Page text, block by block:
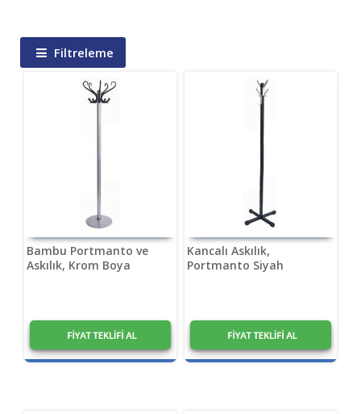
Filtreleme
Bambu Portmanto ve
Askılık, Krom Boya
Kancalı Askılık,
Portmanto Siyah